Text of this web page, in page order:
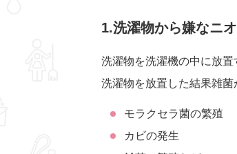
1.洗濯物から嫌なニ
洗濯物を洗濯機の中に放置
洗濯物を放置した結果雑菌
モラクセラ菌の繁殖
カビの発生